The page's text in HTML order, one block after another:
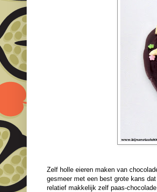
Zelf holle eieren maken van
gesmeer met een best grote kans
relatief makkelijk zelf paas-